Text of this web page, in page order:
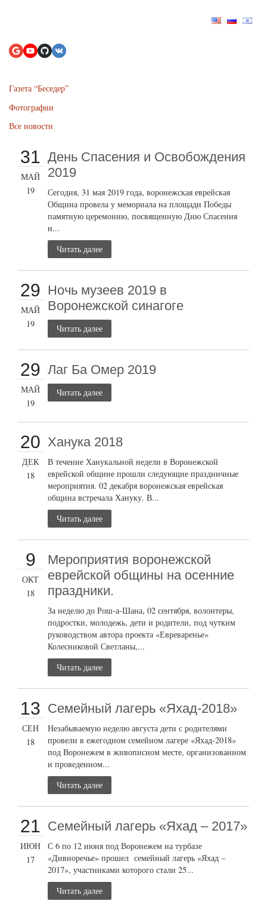
Газета “Беседер”
Фотографии
Все новости
31
МАЙ
19
День Спасения и Освобождения
2019
Сегодня, 31 мая 2019 года, воронежская еврейская
Община провела у мемориала на площади Победы
памятную церемонию, посвященную Дню Спасения
и...
Читать далее
29
МАЙ
19
Ночь музеев 2019 в
Воронежской синагоге
Читать далее
29
МАЙ
19
Лаг Ба Омер 2019
Читать далее
20
ДЕК
18
Ханука 2018
В течение Ханукальной недели в Воронежской
еврейской общине прошли следующие праздничные
мероприятия. 02 декабря воронежская еврейская
община встречала Хануку. В...
Читать далее
9
ОКТ
18
Мероприятия воронежской
еврейской общины на осенние
праздники.
За неделю до Рош-а-Шана, 02 сентября, волонтеры,
подростки, молодежь, дети и родители, под чутким
руководством автора проекта «Евреваренье»
Колесниковой Светланы,...
Читать далее
13
СЕН
18
Семейный лагерь «Яхад-2018»
Незабываемую неделю августа дети с родителями
провели в ежегодном семейном лагере «Яхад-2018»
под Воронежем в живописном месте, организованном
и проведенном...
Читать далее
21
ИЮН
17
Семейный лагерь «Яхад – 2017»
С 6 по 12 июня под Воронежем на турбазе
«Дивноречье» прошел семейный лагерь «Яхад –
2017», участниками которого стали 25...
Читать далее